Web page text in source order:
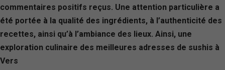
commentaires positifs reçus. Une attention particulière a
été portée à la qualité des ingrédients, à l’authenticité des
recettes, ainsi qu’à l’ambiance des lieux. Ainsi, une
exploration culinaire des meilleures adresses de sushis à
Vers